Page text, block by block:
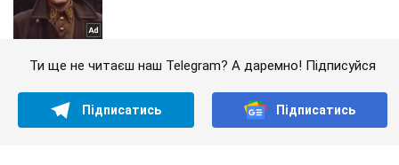
Ти ще не читаєш наш Telegram? А даремно! Підписуйся
Підписатись Підписатись